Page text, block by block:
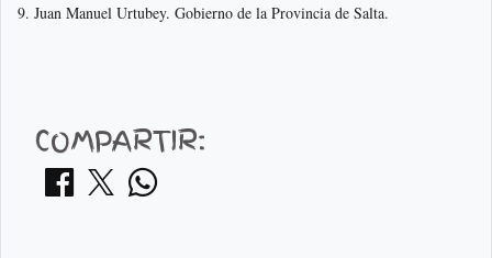
9. Juan Manuel Urtubey. Gobierno de la Provincia de Salta.
COMPARTIR: